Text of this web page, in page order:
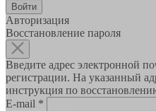
Авторизация
Восстановление пароля
Введите адрес электронной
регистрации. На указанный
инструкция по
E-mail *